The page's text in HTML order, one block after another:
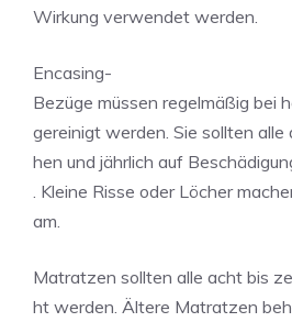
Wirkung verwendet werden.
Encasing-
Bezüge müssen regelmäßig bei
gereinigt werden. Sie sollten
hen und jährlich auf
. Kleine Risse oder Löcher
am.
Matratzen sollten alle acht bis
ht werden. Ältere Matratzen